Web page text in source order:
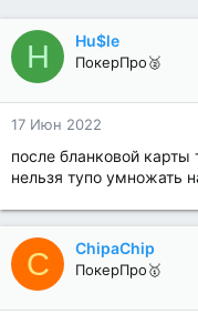
H Hu$le
ПокерПро🥈
17 Июн 2022
после бланковой карты
нельзя тупо умножать
C ChipaChip
ПокерПро🥇